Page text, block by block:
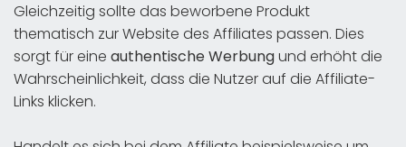
Gleichzeitig sollte das beworbene Produkt
thematisch zur Website des Affiliates passen. Dies
sorgt für eine authentische Werbungund erhöht die
Wahrscheinlichkeit, dass die Nutzer auf die Affiliate-
Links klicken.